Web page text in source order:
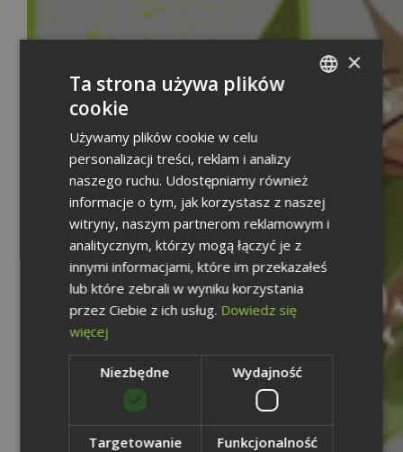
×
Ta strona używa plików
cookie
Używamy plików cookie w celu
personalizacji treści, reklam i analizy
naszego ruchu. Udostępniamy również
informacje o tym, jak korzystasz z naszej
witryny, naszym partnerom reklamowym i
analitycznym, którzy mogą łączyć je z
innymi informacjami, które im przekazałeś
lub które zebrali w wyniku korzystania
przez Ciebie z ich usług. Dowiedz się
więcej
Niezbędne Wydajność
Targetowanie Funkcjonalność